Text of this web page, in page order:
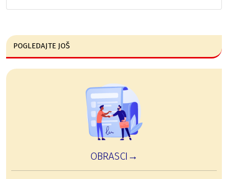
POGLEDAJTE JOŠ
OBRASCI→